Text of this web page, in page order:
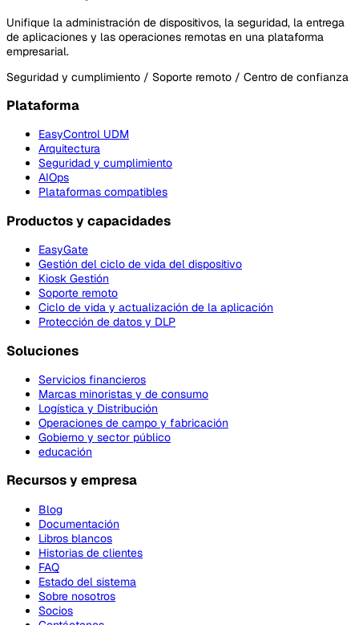
Unifique la administración de dispositivos, la seguridad, la entrega
de aplicaciones y las operaciones remotas en una plataforma
empresarial.
Seguridad y cumplimiento / Soporte remoto / Centro de confianza
Plataforma
EasyControl UDM
Arquitectura
Seguridad y cumplimiento
AIOps
Plataformas compatibles
Productos y capacidades
EasyGate
Gestión del ciclo de vida del dispositivo
Kiosk Gestión
Soporte remoto
Ciclo de vida y actualización de la aplicación
Protección de datos y DLP
Soluciones
Servicios financieros
Marcas minoristas y de consumo
Logística y Distribución
Operaciones de campo y fabricación
Gobierno y sector público
educación
Recursos y empresa
Blog
Documentación
Libros blancos
Historias de clientes
FAQ
Estado del sistema
Sobre nosotros
Socios